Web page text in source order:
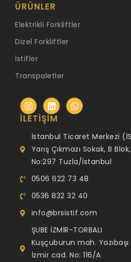
ÜRÜNLER
Elektrikli Forkliftler
Dizel Forkliftler
İstifler
Transpaletler
İLETIŞIM
İstanbul Ticaret Merkezi
Yarış Çıkmazı Sokak, B
No:297 Tuzla/İstanbul
0506 622 73 48
0536 832 32 40
info@brsistif.com
ŞUBE İZMİR-TORBALI
Kuşçuburun mah. Yazıbaşı
İzmir cad. No: 116/A